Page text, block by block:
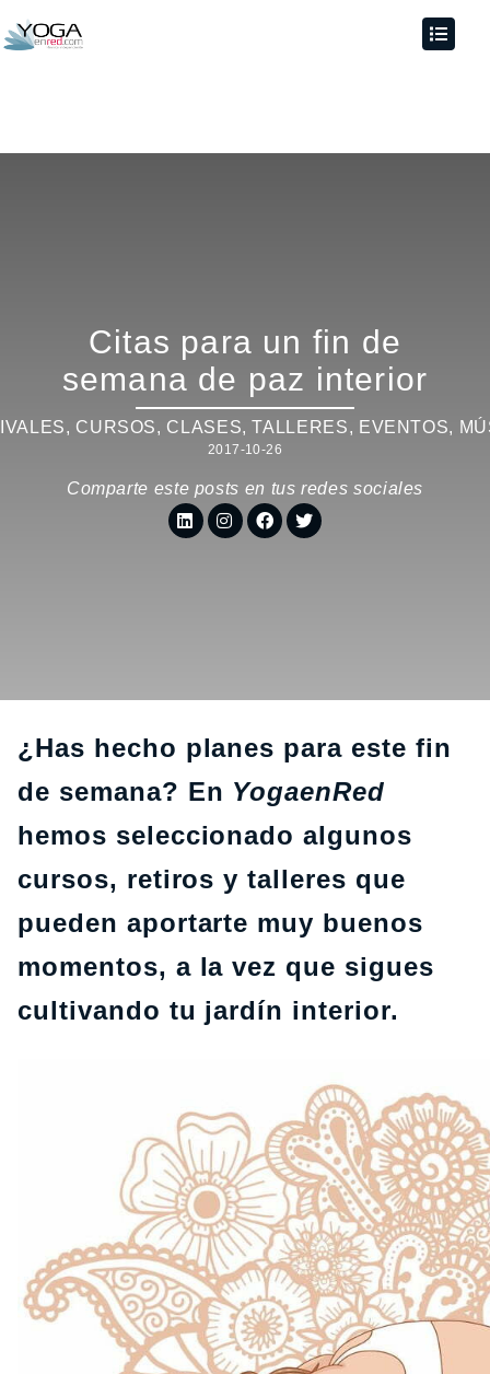
Citas para un fin de
semana de paz interior
, CURSOS, CLASES, TALLERES, EVENTOS,
2017-10-26
Comparte este posts en tus redes sociales
¿Has hecho planes para este fin
de semana? En YogaenRed
hemos seleccionado algunos
cursos, retiros y talleres que
pueden aportarte muy buenos
momentos, a la vez que sigues
cultivando tu jardín interior.